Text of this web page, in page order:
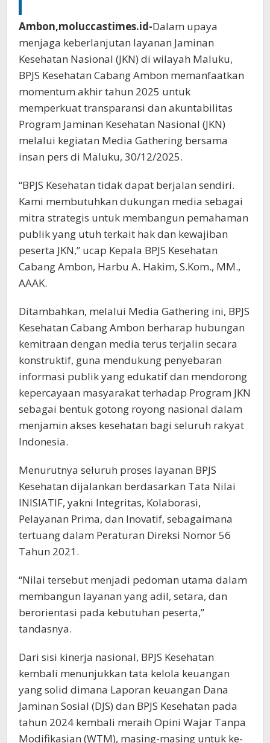
Ambon,moluccastimes.id-Dalam upaya
menjaga keberlanjutan layanan Jaminan
Kesehatan Nasional (JKN) di wilayah Maluku,
BPJS Kesehatan Cabang Ambon memanfaatkan
momentum akhir tahun 2025 untuk
memperkuat transparansi dan akuntabilitas
Program Jaminan Kesehatan Nasional (JKN)
melalui kegiatan Media Gathering bersama
insan pers di Maluku, 30/12/2025.
“BPJS Kesehatan tidak dapat berjalan sendiri.
Kami membutuhkan dukungan media sebagai
mitra strategis untuk membangun pemahaman
publik yang utuh terkait hak dan kewajiban
peserta JKN,” ucap Kepala BPJS Kesehatan
Cabang Ambon, Harbu A. Hakim, S.Kom., MM.,
AAAK.
Ditambahkan, melalui Media Gathering ini, BPJS
Kesehatan Cabang Ambon berharap hubungan
kemitraan dengan media terus terjalin secara
konstruktif, guna mendukung penyebaran
informasi publik yang edukatif dan mendorong
kepercayaan masyarakat terhadap Program JKN
sebagai bentuk gotong royong nasional dalam
menjamin akses kesehatan bagi seluruh rakyat
Indonesia.
Menurutnya seluruh proses layanan BPJS
Kesehatan dijalankan berdasarkan Tata Nilai
INISIATIF, yakni Integritas, Kolaborasi,
Pelayanan Prima, dan Inovatif, sebagaimana
tertuang dalam Peraturan Direksi Nomor 56
Tahun 2021.
“Nilai tersebut menjadi pedoman utama dalam
membangun layanan yang adil, setara, dan
berorientasi pada kebutuhan peserta,”
tandasnya.
Dari sisi kinerja nasional, BPJS Kesehatan
kembali menunjukkan tata kelola keuangan
yang solid dimana Laporan keuangan Dana
Jaminan Sosial (DJS) dan BPJS Kesehatan pada
tahun 2024 kembali meraih Opini Wajar Tanpa
Modifikasian (WTM), masing-masing untuk ke-